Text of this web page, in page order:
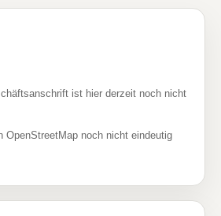
ist hier derzeit noch nicht
OpenStreetMap noch nicht eindeutig